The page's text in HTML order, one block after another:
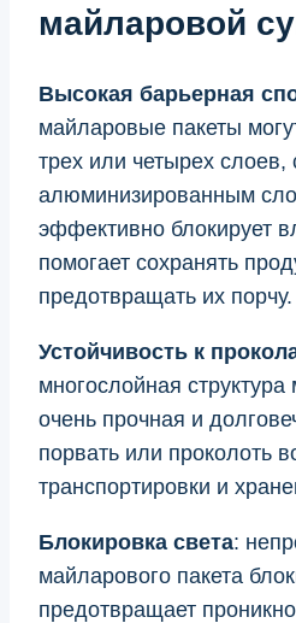
майларовой
Высокая барьерная
майларовые пакеты
трех или четырех слоев,
алюминизированным
эффективно блокирует
помогает сохранять
предотвращать их порчу.
Устойчивость к
многослойная
очень прочная и
порвать или проколоть
транспортировки и
Блокировка света:
майларового пакета
предотвращает